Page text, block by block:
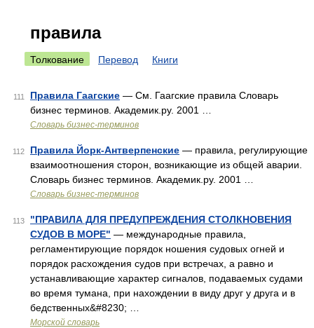
правила
Толкование Перевод Книги
111 Правила Гаагские — См. Гаагские правила Словарь
бизнес терминов. Академик.ру. 2001 …
Словарь бизнес-терминов
112 Правила Йорк-Антверпенские — правила, регулирующие
взаимоотношения сторон, возникающие из общей аварии.
Словарь бизнес терминов. Академик.ру. 2001 …
Словарь бизнес-терминов
113
"ПРАВИЛА ДЛЯ ПРЕДУПРЕЖДЕНИЯ СТОЛКНОВЕНИЯ
СУДОВ В МОРЕ" — международные правила,
регламентирующие порядок ношения судовых огней и
порядок расхождения судов при встречах, а равно и
устанавливающие характер сигналов, подаваемых судами
во время тумана, при нахождении в виду друг у друга и в
бедственных&#8230; …
Морской словарь